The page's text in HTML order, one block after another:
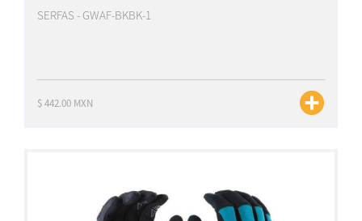
SERFAS - GWAF-BKBK-1
$ 442.00 MXN